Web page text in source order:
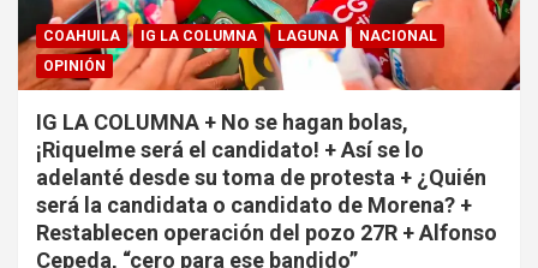
COAHUILA IG LA COLUMNA LAGUNA
NACIONAL
OPINIÓN
IG LA COLUMNA + No se hagan bolas,
¡Riquelme será el candidato! + Así se lo
adelanté desde su toma de protesta + ¿Quién
será la candidata o candidato de Morena? +
Restablecen operación del pozo 27R + Alfonso
Cepeda, “cero para ese bandido”